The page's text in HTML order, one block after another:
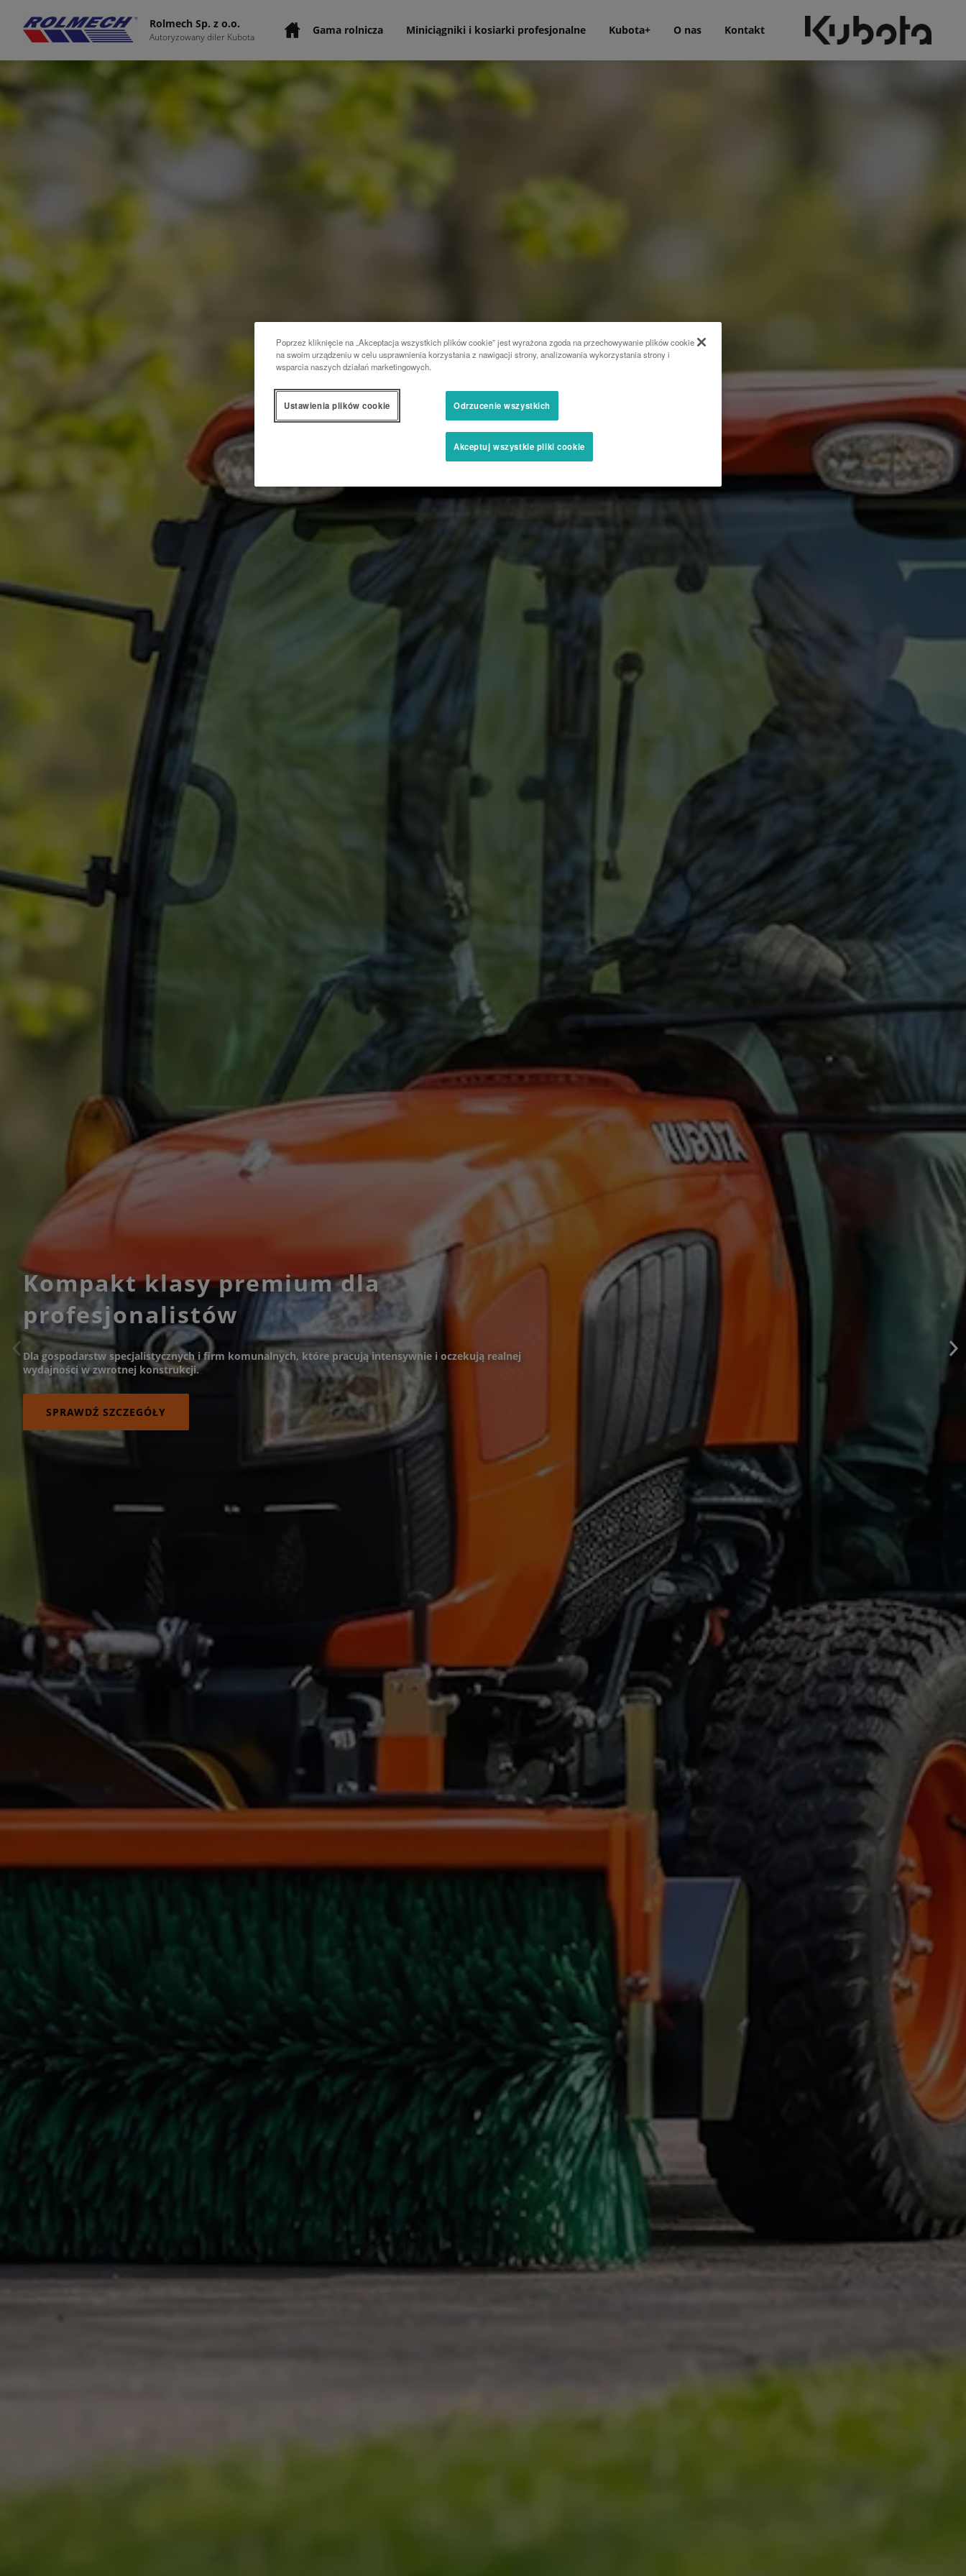
Rolmech Sp. z o.o.
Autoryzowany diler Kubota Gama rolnicza Miniciągniki i kosiarki profesjonalne Kubota+ O nas Kontakt
Kompakt klasy premium dla
profesjonalistów
Dla gospodarstw specjalistycznych i firm komunalnych, które pracują intensywnie i oczekują realnej
wydajności w zwrotnej konstrukcji.
SPRAWDŹ SZCZEGÓŁY
Poprzez kliknięcie na „Akceptacja wszystkich plików cookie” jest wyrażona zgoda na przechowywanie plików cookie
na swoim urządzeniu w celu usprawnienia korzystania z nawigacji strony, analizowania wykorzystania strony i
wsparcia naszych działań marketingowych.
Odrzucenie wszystkich
Akceptuj wszystkie pliki cookie
Ustawienia plików cookie